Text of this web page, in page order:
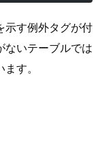
示す例外タグが付
ないテーブルでは
す。